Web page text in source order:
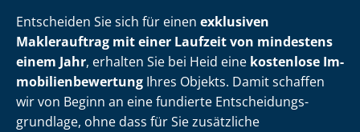
Entscheiden Sie sich für einen exklusiven
Maklerauftrag mit einer Laufzeit von mindestens
einem Jahr, erhalten Sie bei Heid eine kostenlose Im­
mo­bi­li­en­be­wer­tung Ihres Objekts. Damit schaffen
wir von Beginn an eine fundierte Ent­schei­dungs­
grund­la­ge, ohne dass für Sie zusätzliche